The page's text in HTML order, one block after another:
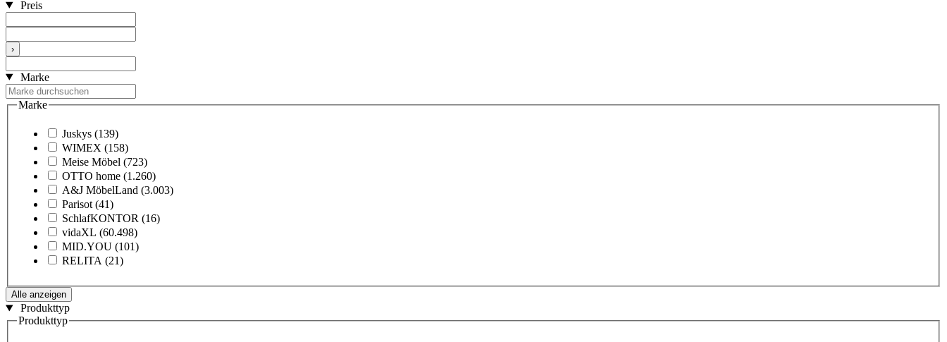
Preis
›
Marke
Marke
Juskys (139)
WIMEX (158)
Meise Möbel (723)
OTTO home (1.260)
A&J MöbelLand (3.003)
Parisot (41)
SchlafKONTOR (16)
vidaXL (60.498)
MID.YOU (101)
RELITA (21)
Alle anzeigen
Produkttyp
Produkttyp